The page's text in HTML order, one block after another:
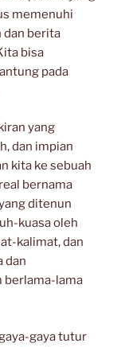
memenuhi
dan berita
bisa
pada
yang
dan impian
kita ke sebuah
bernama
ditenun
kuasa oleh
kalimat, dan
dan
berlama-lama
gaya tutur